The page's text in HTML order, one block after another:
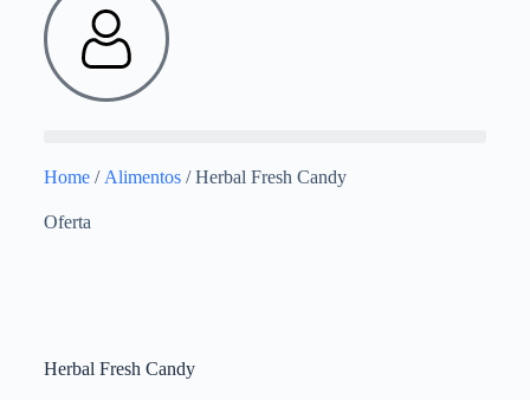
Home/ Alimentos/ Herbal Fresh Candy
Oferta
Herbal Fresh Candy